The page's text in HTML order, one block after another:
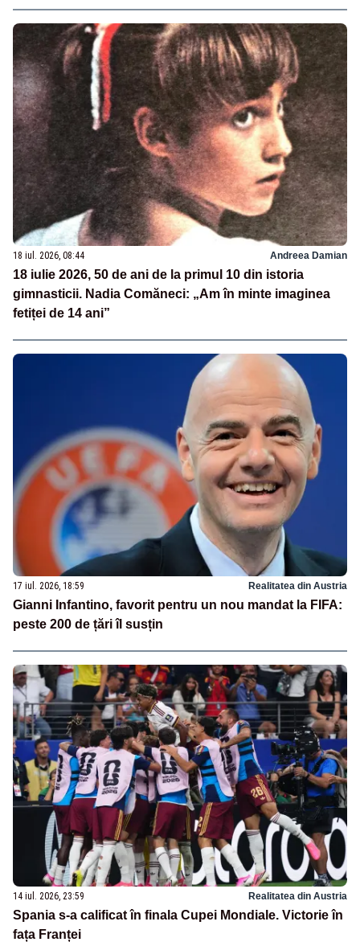
18 iul. 2026, 08:44 Andreea Damian
18 iulie 2026, 50 de ani de la primul 10 din istoria
gimnasticii. Nadia Comăneci: „Am în minte imaginea
fetiței de 14 ani”
17 iul. 2026, 18:59 Realitatea din Austria
Gianni Infantino, favorit pentru un nou mandat la FIFA:
peste 200 de țări îl susțin
14 iul. 2026, 23:59 Realitatea din Austria
Spania s-a calificat în finala Cupei Mondiale. Victorie în
fața Franței